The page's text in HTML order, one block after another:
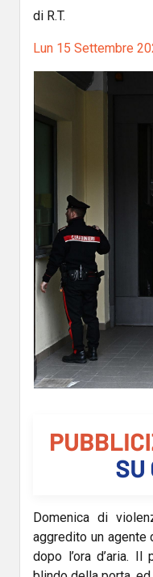
di R.T.
Lun 15 Settembre
Domenica di
aggredito un agente
dopo l’ora d’aria.